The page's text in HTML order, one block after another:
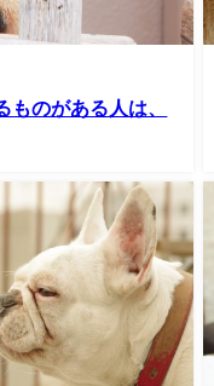
ものがある人は、